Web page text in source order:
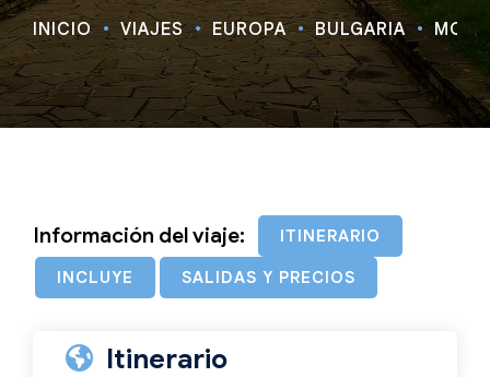
INICIO VIAJES EUROPA BULGARIA
Información del viaje: ITINERARIO
INCLUYE SALIDAS Y PRECIOS
Itinerario